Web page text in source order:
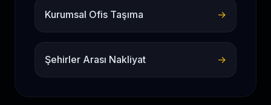
Kurumsal Ofis Taşıma →
Şehirler Arası Nakliyat →